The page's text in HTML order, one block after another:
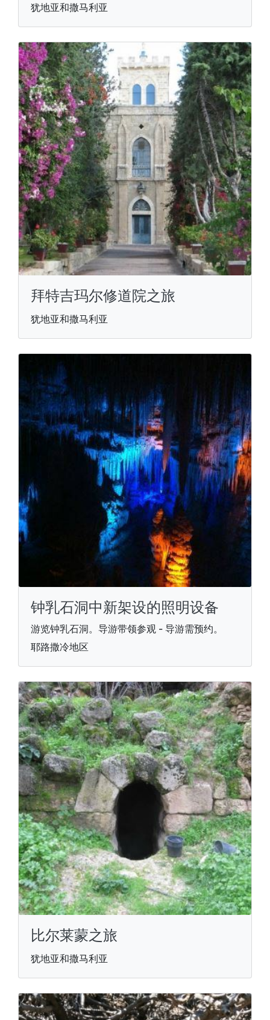
犹地亚和撒马利亚
拜特吉玛尔修道院之旅
犹地亚和撒马利亚
钟乳石洞中新架设的照明设备
游览钟乳石洞。导游带领参观 - 导游需预约。
耶路撒冷地区
比尔莱蒙之旅
犹地亚和撒马利亚